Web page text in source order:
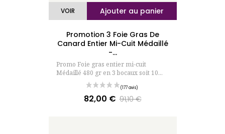
Ajouter au panier
VOIR
Promotion 3 Foie Gras De
Canard Entier Mi-Cuit Médaillé
-...
Promo Foie gras entier mi-cuit
Médaillé 480 gr en 3 bocaux soit 10...
Prix
82,00 € Prix
91,10 €